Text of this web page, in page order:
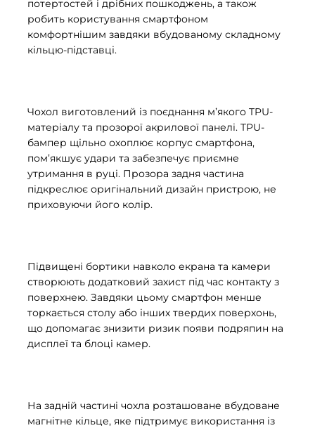
потертостей і дрібних пошкоджень, а також
робить користування смартфоном
комфортнішим завдяки вбудованому складному
кільцю-підставці.
Чохол виготовлений із поєднання м’якого TPU-
матеріалу та прозорої акрилової панелі. TPU-
бампер щільно охоплює корпус смартфона,
пом’якшує удари та забезпечує приємне
утримання в руці. Прозора задня частина
підкреслює оригінальний дизайн пристрою, не
приховуючи його колір.
Підвищені бортики навколо екрана та камери
створюють додатковий захист під час контакту з
поверхнею. Завдяки цьому смартфон менше
торкається столу або інших твердих поверхонь,
що допомагає знизити ризик появи подряпин на
дисплеї та блоці камер.
На задній частині чохла розташоване вбудоване
магнітне кільце, яке підтримує використання із